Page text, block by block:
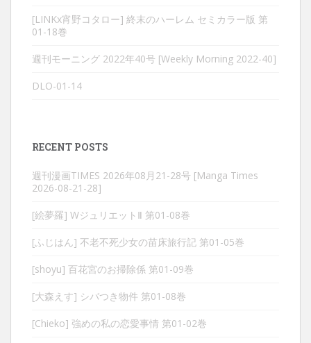
[LINKx宵野コタロー] 終末のハーレム セミカラー版 第
01-18巻
週刊モーニング 2022年40号 [Weekly Morning 2022-40]
DLO-01-14
RECENT POSTS
週刊漫画TIMES 2026年08月21-28号 [Manga Times
2026-08-21-28]
[絵夢羅] WジュリエットⅡ 第01-08巻
[ふじはん] 不老不死少女の苗床旅行記 第01-05巻
[shoyu] 百花宮のお掃除係 第01-09巻
[大森えす] シバつき物件 第01-08巻
[Chieko] 強めの私の恋愛事情 第01-02巻